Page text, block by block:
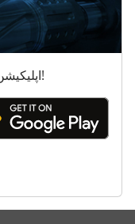
اپلیکیشن شماره ۱ برای ماشین‌آلات دست دوم!